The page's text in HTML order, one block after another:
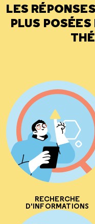
LES
PLUS
RECHERCHE
D'INFORMATIONS